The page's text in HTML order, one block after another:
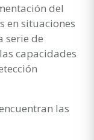
del
en situaciones
serie de
capacidades
las